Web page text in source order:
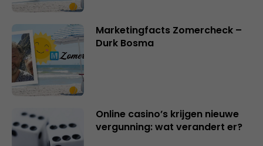
Marketingfacts Zomercheck –
Durk Bosma
Online casino’s krijgen nieuwe
vergunning: wat verandert er?